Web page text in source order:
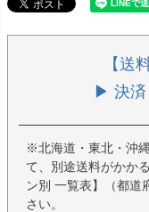
【送
▶ 決済
※北海道・東北・沖
て、別途送料がかか
ン別 一覧表】（都道
さい。